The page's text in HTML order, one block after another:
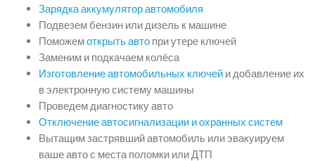
Зарядка аккумулятор автомобиля
Подвезем бензин или дизель к машине
Поможемоткрыть авто при утере ключей
Заменим и подкачаем колёса
Изготовление автомобильных ключей и добавление их
в электронную систему машины
Проведем диагностику авто
Отключение автосигнализации и охранных систем
Вытащим застрявший автомобиль или эвакуируем
ваше авто с места поломки или ДТП